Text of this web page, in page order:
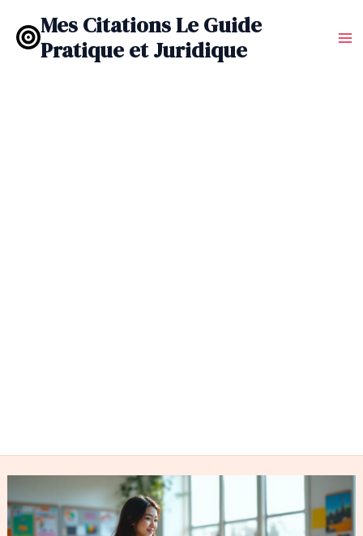
contenu
Mes Citations Le Guide
Pratique et Juridique